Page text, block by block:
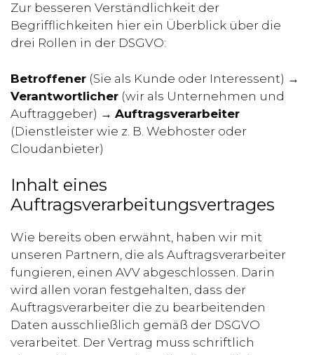
Zur besseren Verständlichkeit der
Begrifflichkeiten hier ein Überblick über die
drei Rollen in der DSGVO:
Betroffener (Sie als Kunde oder Interessent) →
Verantwortlicher (wir als Unternehmen und
Auftraggeber) → Auftragsverarbeiter
(Dienstleister wie z. B. Webhoster oder
Cloudanbieter)
Inhalt eines
Auftragsverarbeitungsvertrages
Wie bereits oben erwähnt, haben wir mit
unseren Partnern, die als Auftragsverarbeiter
fungieren, einen AVV abgeschlossen. Darin
wird allen voran festgehalten, dass der
Auftragsverarbeiter die zu bearbeitenden
Daten ausschließlich gemäß der DSGVO
verarbeitet. Der Vertrag muss schriftlich